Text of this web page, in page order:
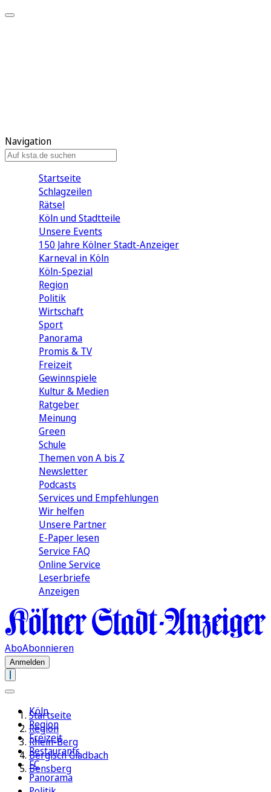
Navigation
Startseite
Schlagzeilen
Rätsel
Köln und Stadtteile
Unsere Events
150 Jahre Kölner Stadt-Anzeiger
Karneval in Köln
Köln-Spezial
Region
Politik
Wirtschaft
Sport
Panorama
Promis & TV
Freizeit
Gewinnspiele
Kultur & Medien
Ratgeber
Meinung
Green
Schule
Themen von A bis Z
Newsletter
Podcasts
Services und Empfehlungen
Wir helfen
Unsere Partner
E-Paper lesen
Service FAQ
Online Service
Leserbriefe
Anzeigen
AboAbonnieren
Anmelden
Köln
Region
Freizeit
Restaurants
FC
Panorama
Startseite
Region
Rhein-Berg
Bergisch Gladbach
Bensberg